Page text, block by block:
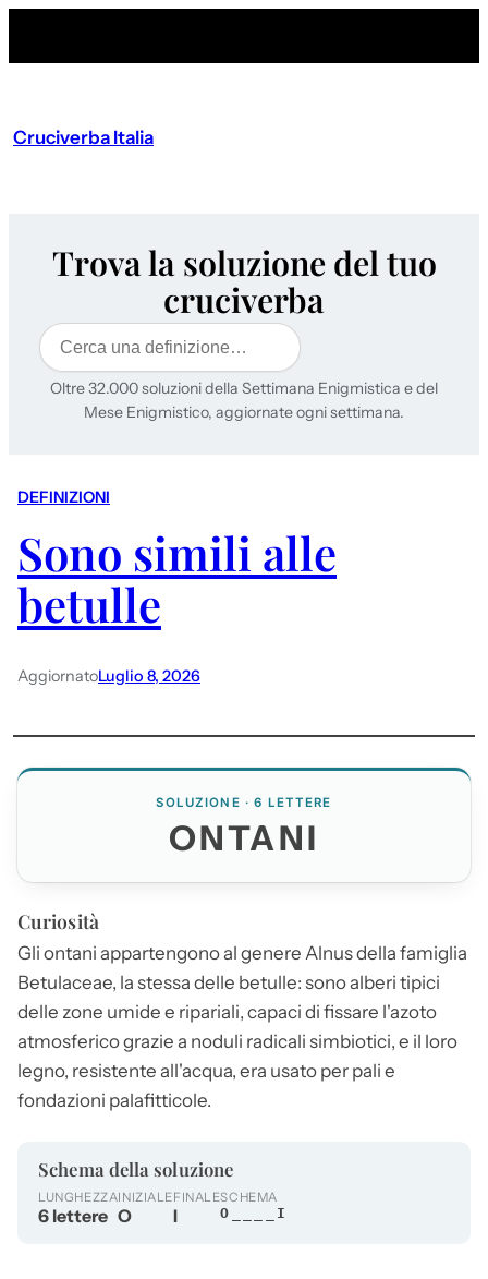
Cruciverba Italia
Trova la soluzione del tuo
cruciverba
Cerca
Oltre 32.000 soluzioni della Settimana Enigmistica e del
Mese Enigmistico, aggiornate ogni settimana.
DEFINIZIONI
Sono simili alle
betulle
AggiornatoLuglio 8, 2026
SOLUZIONE · 6 LETTERE
ONTANI
Curiosità
Gli ontani appartengono al genere Alnus della famiglia
Betulaceae, la stessa delle betulle: sono alberi tipici
delle zone umide e ripariali, capaci di fissare l'azoto
atmosferico grazie a noduli radicali simbiotici, e il loro
legno, resistente all'acqua, era usato per pali e
fondazioni palafitticole.
Schema della soluzione
LUNGHEZZA
6 lettere
INIZIALE
O
FINALE
I
SCHEMA
O____I